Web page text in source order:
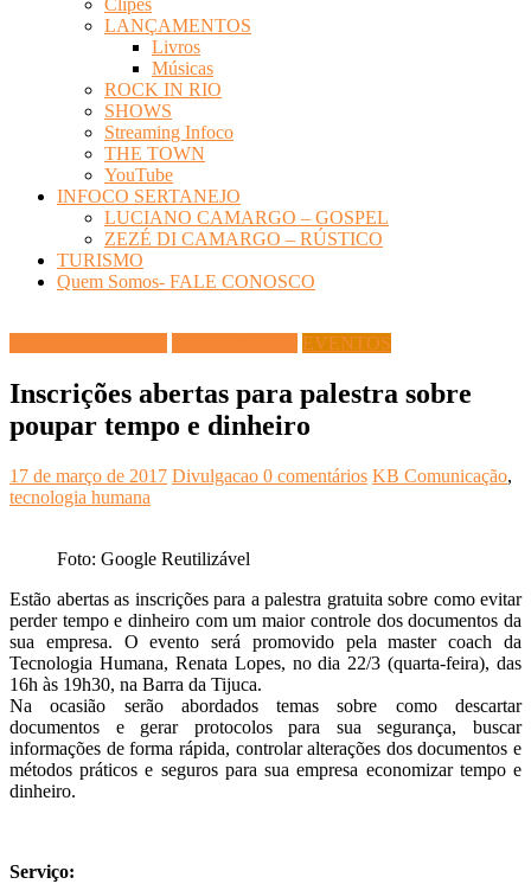
Clipes
LANÇAMENTOS
Livros
Músicas
ROCK IN RIO
SHOWS
Streaming Infoco
THE TOWN
YouTube
INFOCO SERTANEJO
LUCIANO CAMARGO – GOSPEL
ZEZÉ DI CAMARGO – RÚSTICO
TURISMO
Quem Somos- FALE CONOSCO
EVENTOS
Inscrições abertas para palestra sobre
poupar tempo e dinheiro
17 de março de 2017 Divulgacao 0 comentários KB Comunicação,
tecnologia humana
Foto: Google Reutilizável
Estão abertas as inscrições para a palestra gratuita sobre como evitar
perder tempo e dinheiro com um maior controle dos documentos da
sua empresa. O evento será promovido pela master coach da
Tecnologia Humana, Renata Lopes, no dia 22/3 (quarta-feira), das
16h às 19h30, na Barra da Tijuca.
Na ocasião serão abordados temas sobre como descartar
documentos e gerar protocolos para sua segurança, buscar
informações de forma rápida, controlar alterações dos documentos e
métodos práticos e seguros para sua empresa economizar tempo e
dinheiro.
Serviço: